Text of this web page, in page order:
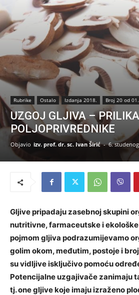
Rubrike Ostalo Izdanja 2018. Broj 20 od
UZGOJ GLJIVA –
POLJOPRIVREDNIKE
Objavio izv. prof. dr. sc. Ivan Širić - 6.
Gljive pripadaju zasebnoj skupini
nutritivne, farmaceutske i
pojmom gljiva podrazumijevamo
golim okom, međutim, postoje i
su vidljive isključivo pomoću
Potencijalne uzgajivače zanimaju
tj. one gljive koje imaju izraženo